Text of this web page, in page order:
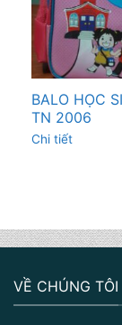
BALO HỌC
TN 2006
Chi tiết
VỀ CHÚNG TÔI